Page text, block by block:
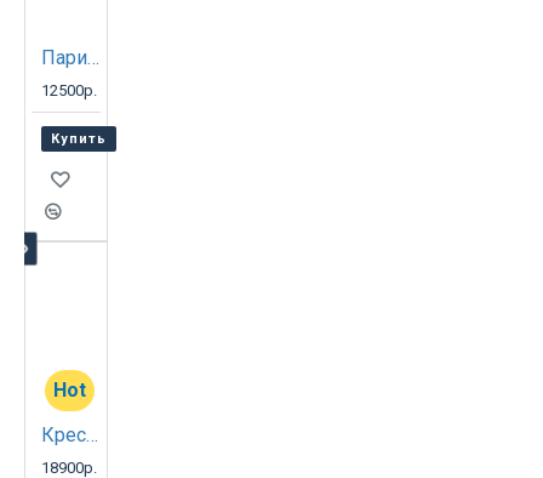
Парикмахерское кресло Контакт G
12500р.
Купить
Hot
Кресло парикмахерское НИКОЛЬ
18900р.